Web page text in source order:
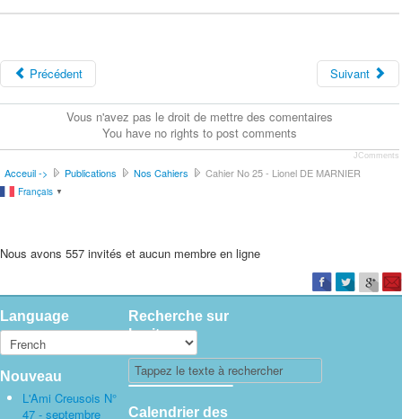
Précédent Suivant
Vous n'avez pas le droit de mettre des comentaires
You have no rights to post comments
JComments
Acceuil -> Publications Nos Cahiers Cahier No 25 - Lionel DE MARNIER
Français ▼
Nous avons 557 invités et aucun membre en ligne
Language
Nouveau
L'Ami Creusois N°
47 - septembre
Recherche sur
le site
Calendrier des